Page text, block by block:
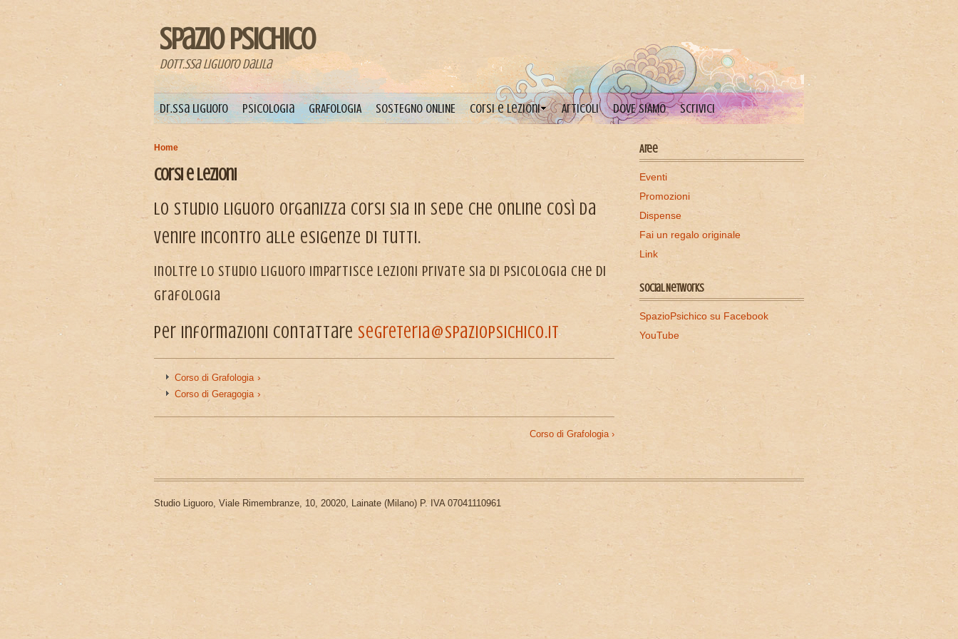
Spazio Psichico
Dott.ssa Liguoro Dalila
Menu principale
Dr.ssa Liguoro Psicologia GRAFOLOGIA SOSTEGNO ONLINE Corsi e lezioni Articoli DOVE SIAMO Scrivici
Tu sei qui
Home
Corsi e lezioni
Lo studio Liguoro organizza corsi sia in sede che online così da
venire incontro alle esigenze di tutti.
Inoltre lo studio Liguoro impartisce lezioni private sia di Psicologia che di
Grafologia
Per informazioni contattare segreteria@spaziopsichico.it
Corso di Grafologia
Corso di Geragogia
Corso di Grafologia ›
Aree
Eventi
Promozioni
Dispense
Fai un regalo originale
Link
Social Networks
SpazioPsichico su Facebook
YouTube
Piè di pagina
Studio Liguoro, Viale Rimembranze, 10, 20020, Lainate (Milano) P. IVA 07041110961